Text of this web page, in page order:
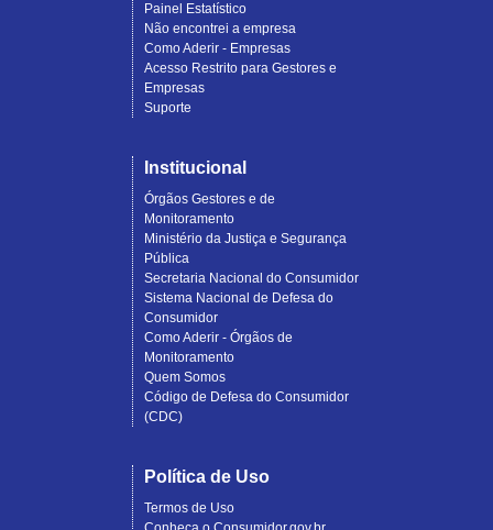
Painel Estatístico
Não encontrei a empresa
Como Aderir - Empresas
Acesso Restrito para Gestores e
Empresas
Suporte
Institucional
Órgãos Gestores e de
Monitoramento
Ministério da Justiça e Segurança
Pública
Secretaria Nacional do Consumidor
Sistema Nacional de Defesa do
Consumidor
Como Aderir - Órgãos de
Monitoramento
Quem Somos
Código de Defesa do Consumidor
(CDC)
Política de Uso
Termos de Uso